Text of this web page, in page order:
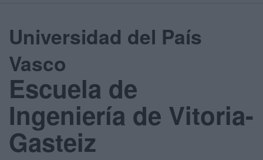
Universidad del País
Vasco
Escuela de
Ingeniería de Vitoria-
Gasteiz